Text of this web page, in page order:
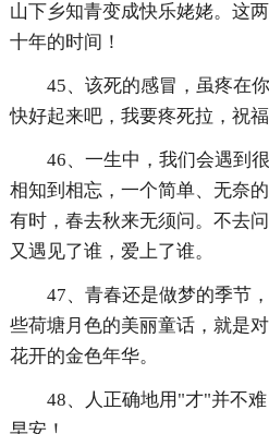
山下乡知青变成快乐姥姥。这
十年的时间！
45、该死的感冒，虽疼在
快好起来吧，我要疼死拉，祝
46、一生中，我们会遇到
相知到相忘，一个简单、无奈
有时，春去秋来无须问。不去
又遇见了谁，爱上了谁。
47、青春还是做梦的季节
些荷塘月色的美丽童话，就是
花开的金色年华。
48、人正确地用"才"并不